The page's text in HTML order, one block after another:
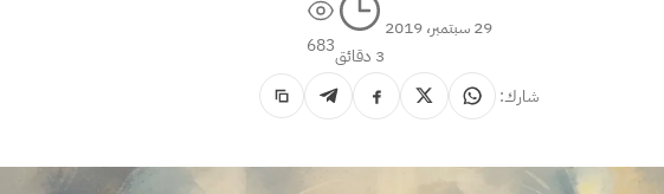
29 سبتمبر، 2019
3 دقائق
683
شارك: